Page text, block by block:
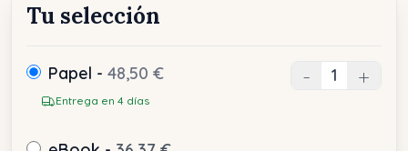
Tu selección
Papel - 48,50 €
Entrega en 4 días
- +